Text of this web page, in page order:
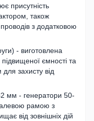
присутність
також
з додатковою
- виготовлена
ємності та
захисту від
мм - генератори 50-
рамою з
від зовнішніх дій